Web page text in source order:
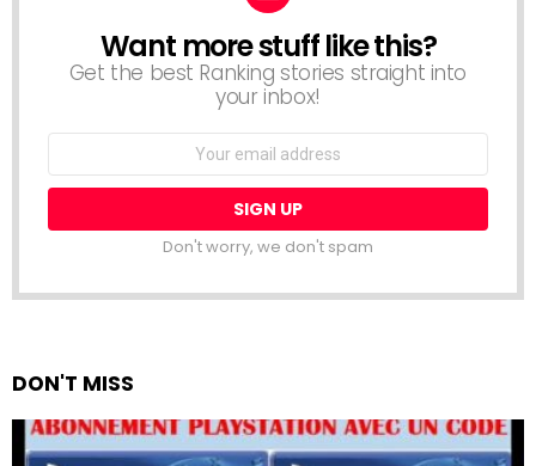
NEWSLETTER
Want more stuff like this?
Get the best Ranking stories straight into
your inbox!
Email
Don't worry, we don't spam
DON'T MISS